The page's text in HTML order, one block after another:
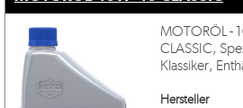
MOTORÖL -
CLASSIC,
Klassiker,
Hersteller